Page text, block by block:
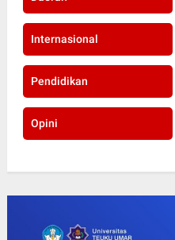
Internasional
Pendidikan
Opini